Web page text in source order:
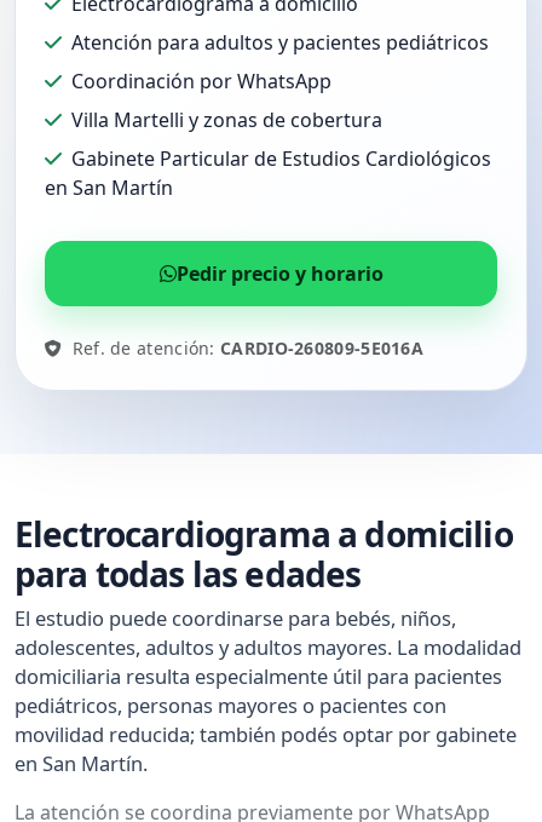
Atención para adultos y pacientes pediátricos
Coordinación por WhatsApp
Villa Martelli y zonas de cobertura
Gabinete Particular de Estudios Cardiológicos
en San Martín
Pedir precio y horario
Ref. de atención:CARDIO-260809-5E016A
Electrocardiograma a domicilio
para todas las edades
El estudio puede coordinarse para bebés, niños,
adolescentes, adultos y adultos mayores. La modalidad
domiciliaria resulta especialmente útil para pacientes
pediátricos, personas mayores o pacientes con
movilidad reducida; también podés optar por gabinete
en San Martín.
La atención se coordina previamente por WhatsApp